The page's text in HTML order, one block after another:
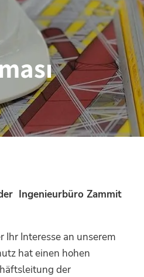
Ingenieurbüro Zammit
Interesse an unserem
hat einen hohen
der